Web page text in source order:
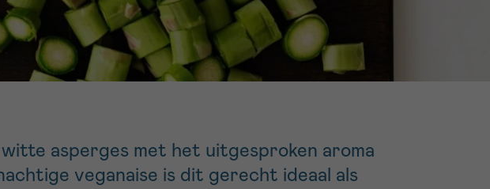
asperges met het uitgesproken aroma
veganaise is dit gerecht ideaal als
Via ons
contactformulier
13h-16h 16h-18h
Verder